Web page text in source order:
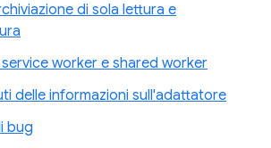
di sola lettura e
worker e shared worker
delle informazioni sull'adattatore
bug